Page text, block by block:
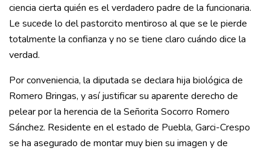
ciencia cierta quién es el verdadero padre de la funcionaria.
Le sucede lo del pastorcito mentiroso al que se le pierde
totalmente la confianza y no se tiene claro cuándo dice la
verdad.
Por conveniencia, la diputada se declara hija biológica de
Romero Bringas, y así justificar su aparente derecho de
pelear por la herencia de la Señorita Socorro Romero
Sánchez. Residente en el estado de Puebla, Garci-Crespo
se ha asegurado de montar muy bien su imagen y de